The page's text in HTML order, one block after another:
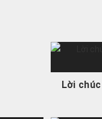
Lời